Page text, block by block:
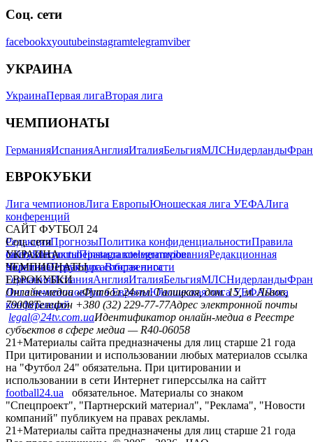
Соц. сети
facebookxyoutubeinstagramtelegramviber
УКРАИНА
УкраинаПервая лигаВторая лига
ЧЕМПИОНАТЫ
ГерманияИспанияАнглияИталияБельгияМЛСНидерланды
ЕВРОКУБКИ
Лига чемпионовЛига ЕвропыЮношеская лига УЕФАЛига
конференций
САЙТ ФУТБОЛ 24
РедакцияПрогнозыПолитика конфиденциальностиПравила
сайтуКонтактыПравила комментированияРедакционная
политикаСтруктура собственности
Соц. сети
facebookxyoutubeinstagramtelegramviber
УКРАИНА
УкраинаПервая лигаВторая лига
ЧЕМПИОНАТЫ
ГерманияИспанияАнглияИталияБельгияМЛСНидерланды
ЕВРОКУБКИ
Лига чемпионовЛига ЕвропыЮношеская лига УЕФАЛига
конференций
Онлайн-медиа «Футбол 24»пл. Галицкая, дом. 15, м. Львов,
79008Телефон +380 (32) 229-77-77Адрес электронной почты
legal@24tv.com.uaИдентификатор онлайн-медиа в Реестре
субъектов в сфере медиа — R40-06058
21+Материалы сайта предназначены для лиц старше 21 года
При цитировании и использовании любых материалов ссылка
на "Футбол 24" обязательна. При цитировании и
использовании в сети Интернет гиперссылка на сайтт
football24.ua
обязательное. Материалы со знаком
"Спецпроект", "Партнерский материал", "Реклама", "Новости
компаний" публикуем на правах рекламы.
21+Материалы сайта предназначены для лиц старше 21 года